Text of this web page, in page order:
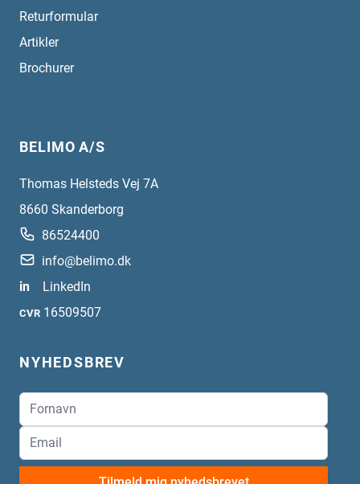
Returformular
Artikler
Brochurer
BELIMO A/S
Thomas Helsteds Vej 7A
8660 Skanderborg
86524400
info@belimo.dk
in
LinkedIn
CVR 16509507
NYHEDSBREV